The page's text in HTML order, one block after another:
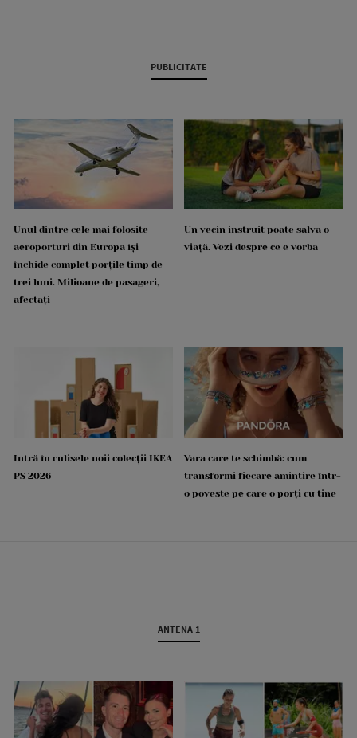
PUBLICITATE
Unul dintre cele mai folosite
aeroporturi din Europa își
închide complet porțile timp de
trei luni. Milioane de pasageri,
afectați
Un vecin instruit poate salva o
viață. Vezi despre ce e vorba
Intră în culisele noii colecții IKEA
PS 2026
Vara care te schimbă: cum
transformi fiecare amintire într-
o poveste pe care o porți cu tine
ANTENA 1